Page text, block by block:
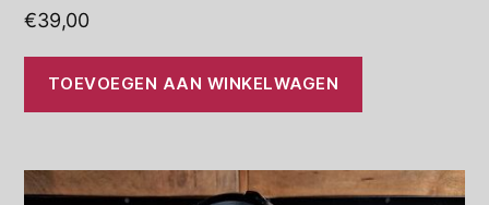
€39,00
TOEVOEGEN AAN WINKELWAGEN